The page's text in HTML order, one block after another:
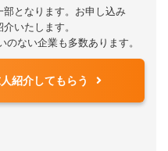
となります。お申し込み
いたします。
ない企業も多数あります。
紹介してもらう